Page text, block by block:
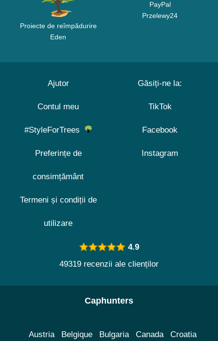
Proiecte de reîmpădurire
Eden
PayPal
Przelewy24
Ajutor
Contul meu
#StyleForTrees
Preferințe de
consimțământ
Termeni și condiții de
utilizare
Găsiți-ne la:
TikTok
Facebook
Instagram
4.9
49319 recenzii ale clienților
Caphunters
Austria Belgique Bulgaria Canada Croatia